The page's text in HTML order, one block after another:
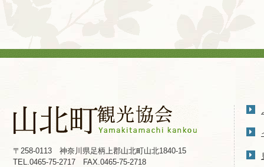
〒258-0113 神奈川県足柄上郡山北町山北1840-15
TEL.0465-75-2717 FAX.0465-75-2718